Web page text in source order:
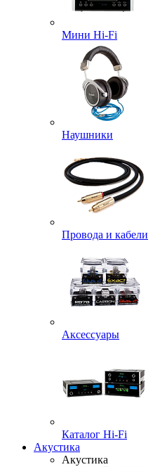
Мини Hi-Fi
Наушники
Провода и кабели
Аксессуары
Каталог Hi-Fi
Акустика
Акустика